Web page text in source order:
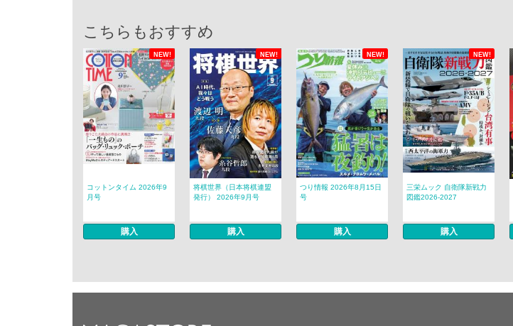
こちらもおすすめ
NEW! NEW! NEW! NEW!
コットンタイム 2026年9
月号
購入
将棋世界（日本将棋連盟
発行） 2026年9月号
購入
つり情報 2026年8月15日
号
購入
三栄ムック 自衛隊新戦力
図鑑2026-2027
購入